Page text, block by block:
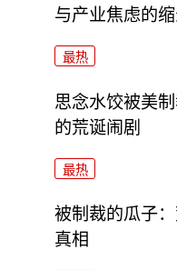
与产业焦虑的
最热
思念水饺被美
的荒诞闹剧
最热
被制裁的瓜子
真相